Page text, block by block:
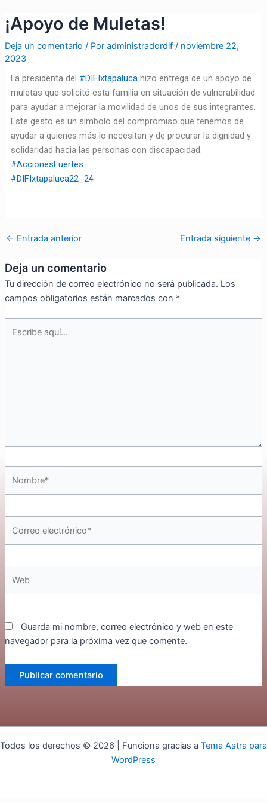
contenido
¡Apoyo de Muletas!
Deja un comentario / Por administradordif / noviembre 22,
2023
La presidenta del #DIFIxtapalucahizo entrega de un apoyo de
muletas que solicitó esta familia en situación de vulnerabilidad
para ayudar a mejorar la movilidad de unos de sus integrantes.
Este gesto es un símbolo del compromiso que tenemos de
ayudar a quienes más lo necesitan y de procurar la dignidad y
solidaridad hacia las personas con discapacidad.
#AccionesFuertes
#DIFIxtapaluca22_24
de
entradas
← Entrada anterior Entrada siguiente →
Deja un comentario
Tu dirección de correo electrónico no será publicada. Los
campos obligatorios están marcados con *
electrónico*
Guarda mi nombre, correo electrónico y web en este
navegador para la próxima vez que comente.
Todos los derechos © 2026 | Funciona gracias a Tema Astra para
WordPress